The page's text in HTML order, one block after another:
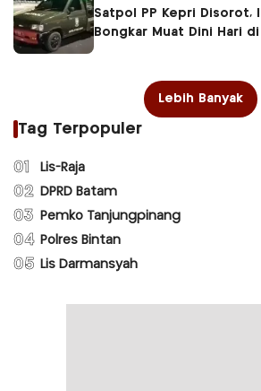
Satpol PP Kepri Disorot,
Bongkar Muat Dini Hari
Lebih Banyak
Tag Terpopuler
01 Lis-Raja
02 DPRD Batam
03 Pemko Tanjungpinang
04 Polres Bintan
05 Lis Darmansyah